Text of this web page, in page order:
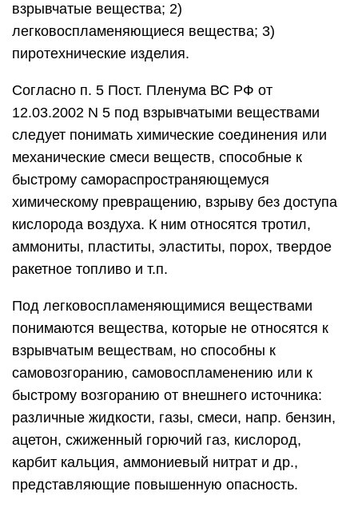
взрывчатые вещества; 2)
легковоспламеняющиеся вещества; 3)
пиротехнические изделия.
Согласно п. 5 Пост. Пленума ВС РФ от
12.03.2002 N 5 под взрывчатыми веществами
следует понимать химические соединения или
механические смеси веществ, способные к
быстрому самораспространяющемуся
химическому превращению, взрыву без доступа
кислорода воздуха. К ним относятся тротил,
аммониты, пластиты, эластиты, порох, твердое
ракетное топливо и т.п.
Под легковоспламеняющимися веществами
понимаются вещества, которые не относятся к
взрывчатым веществам, но способны к
самовозгоранию, самовоспламенению или к
быстрому возгоранию от внешнего источника:
различные жидкости, газы, смеси, напр. бензин,
ацетон, сжиженный горючий газ, кислород,
карбит кальция, аммониевый нитрат и др.,
представляющие повышенную опасность.